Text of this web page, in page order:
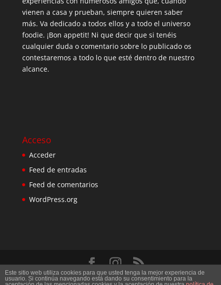
vienen a casa y prueban, siempre quieren saber
más. Va dedicado a todos ellos y a todo el universo
foodie. ¡Bon appetit! Ni que decir que si tenéis
cualquier duda o comentario sobre lo publicado os
contestaremos a todo lo que esté dentro de nuestro
alcance.
Acceso
Acceder
Feed de entradas
Feed de comentarios
WordPress.org
Diseñado porElegant Themes| Desarrollado por
Este sitio web utiliza cookies para que usted tenga la mejor experiencia de
usuario. Si continúa navegando está dando su consentimiento para la